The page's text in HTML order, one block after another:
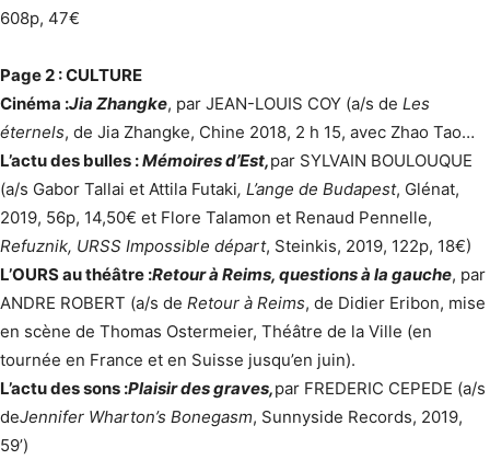
608p, 47€
Page 2 : CULTURE
Cinéma :Jia Zhangke, par JEAN-LOUIS COY (a/s de Les
éternels, de Jia Zhangke, Chine 2018, 2 h 15, avec Zhao Tao…
L’actu des bulles :Mémoires d’Est,par SYLVAIN BOULOUQUE
(a/s Gabor Tallai et Attila Futaki, L’ange de Budapest, Glénat,
2019, 56p, 14,50€ et Flore Talamon et Renaud Pennelle,
Refuznik, URSS Impossible départ, Steinkis, 2019, 122p, 18€)
L’OURS au théâtre :Retour à Reims, questions à la gauche, par
ANDRE ROBERT (a/s de Retour à Reims, de Didier Eribon, mise
en scène de Thomas Ostermeier, Théâtre de la Ville (en
tournée en France et en Suisse jusqu’en juin).
L’actu des sons :Plaisir des graves,par FREDERIC CEPEDE (a/s
deJennifer Wharton’s Bonegasm, Sunnyside Records, 2019,
59’)